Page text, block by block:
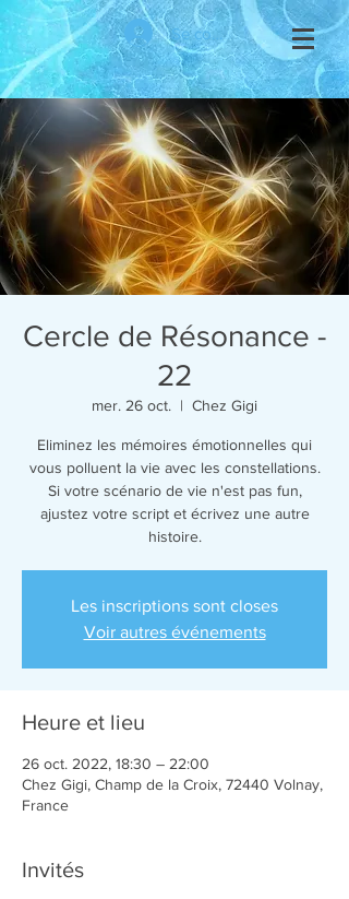
Se connecter
Cercle de Résonance -
22
mer. 26 oct.
  |
Chez Gigi
Eliminez les mémoires émotionnelles qui
vous polluent la vie avec les constellations.
Si votre scénario de vie n'est pas fun,
ajustez votre script et écrivez une autre
Les inscriptions sont closes
Voir autres événements
Heure et lieu
26 oct. 2022, 18:30 – 22:00
Chez Gigi, Champ de la Croix, 72440 Volnay,
France
Invités